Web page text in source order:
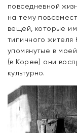
повседневной
на тему
вещей, которые
типичного
упомянутые в
(в Корее) они
культурно.